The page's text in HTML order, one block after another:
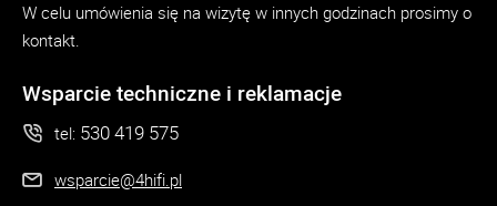
W celu umówienia się na wizytę w innych godzinach prosimy o
kontakt.
Wsparcie techniczne i reklamacje
tel: 530 419 575
wsparcie@4hifi.pl